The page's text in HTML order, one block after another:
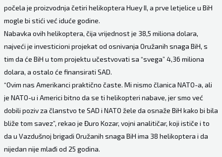
počela je proizvodnja četiri helikoptera Huey II, a prve letjelice u BiH
mogle bi stići već iduće godine.
Nabavka ovih helikoptera, čija vrijednost je 38,5 miliona dolara,
najveći je investicioni projekat od osnivanja Oružanih snaga BiH, s
tim da će BiH u tom projektu učestvovati sa “svega” 4,36 miliona
dolara, a ostalo će finansirati SAD.
“Ovim nas Amerikanci praktično časte. Mi nismo članica NATO-a, ali
je NATO-u i Americi bitno da se ti helikopteri nabave, jer smo već
dobili poziv za članstvo te SAD i NATO žele da osnaže BiH kako bi bila
bliže tom savez”, rekao je Đuro Kozar, vojni analitičar, koji ističe i to
da u Vazdušnoj brigadi Oružanih snaga BiH ima 38 helikoptera i da
nijedan nije mlađi od 25 godina.